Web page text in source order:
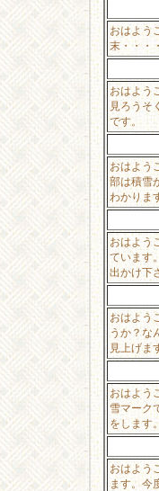
おはよう
末・・・
おはよう
見ろうそ
です。
おはよう
部は積雪
わかりま
おはよう
ています
出かけ下
おはよう
うか？な
見上げま
おはよう
雪マーク
をします
おはよう
ます。今